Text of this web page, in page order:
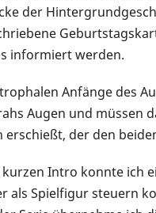
der
informiert werden.
Anfänge des
Augen und müssen
erschießt, der den
Intro konnte ich
als Spielfigur steuern